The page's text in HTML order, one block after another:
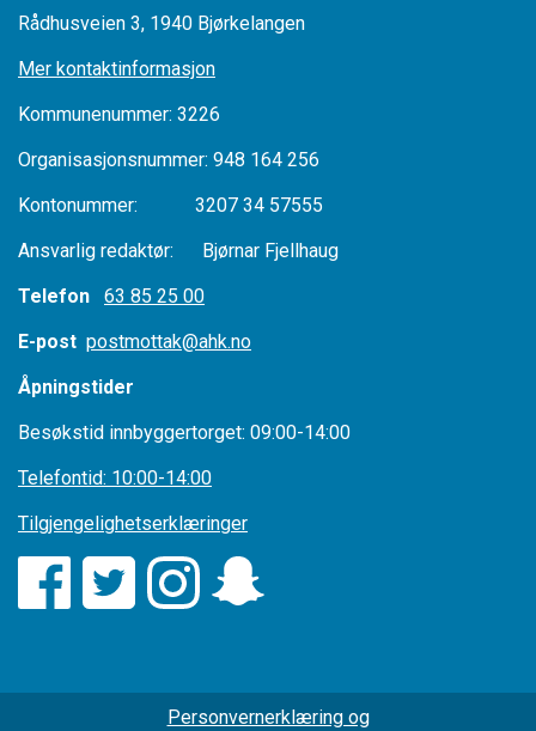
Rådhusveien 3, 1940 Bjørkelangen
Mer kontaktinformasjon
Kommunenummer: 3226
Organisasjonsnummer: 948 164 256
Kontonummer: 3207 34 57555
Ansvarlig redaktør: Bjørnar Fjellhaug
Telefon 63 85 25 00
E-post postmottak@ahk.no
Åpningstider
Besøkstid innbyggertorget: 09:00-14:00
Telefontid: 10:00-14:00
Tilgjengelighetserklæringer
Personvernerklæring og